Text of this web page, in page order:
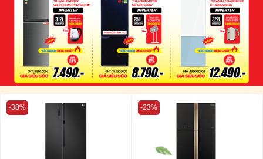
-38% -23%